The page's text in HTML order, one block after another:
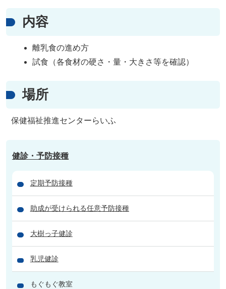
内容
離乳食の進め方
試食（各食材の硬さ・量・大きさ等を確認）
場所
保健福祉推進センターらいふ
健診・予防接種
定期予防接種
助成が受けられる任意予防接種
大樹っ子健診
乳児健診
もぐもぐ教室